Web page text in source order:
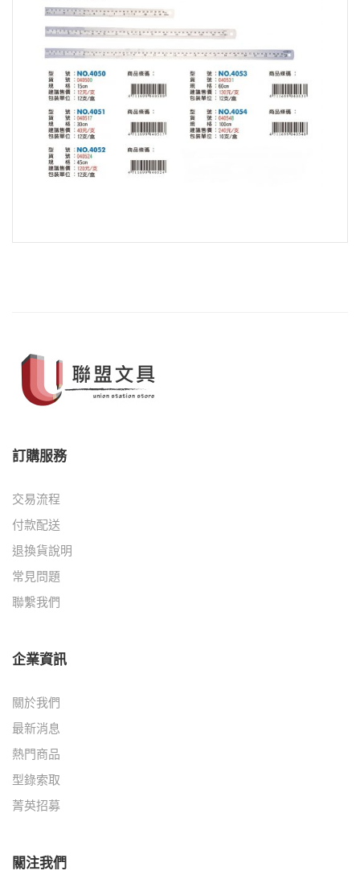
訂購服務
交易流程
付款配送
退換貨說明
常見問題
聯繫我們
企業資訊
關於我們
最新消息
熱門商品
型錄索取
菁英招募
關注我們